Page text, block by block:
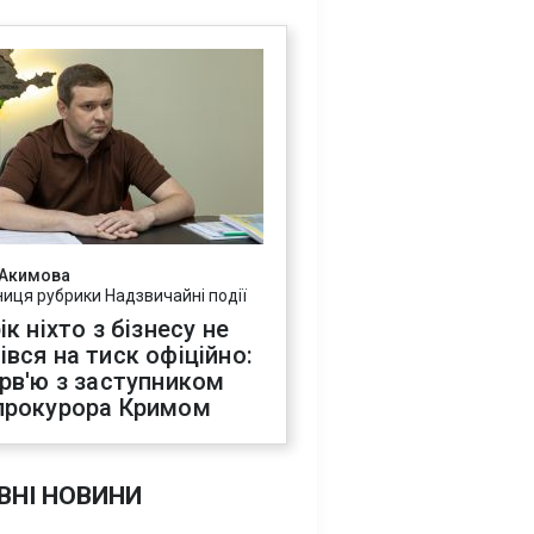
рубрики Надзвичайні події
ніхто з бізнесу не
на тиск офіційно:
з заступником
Кримом
НОВИНИ